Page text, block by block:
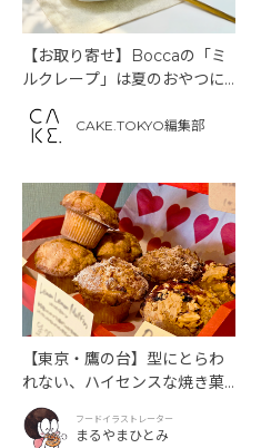
【お取り寄せ】Boccaの「ミ
ルクレープ」は夏のおやつに
CAKE.TOKYO編集部
【東京・鷹の台】型にとらわ
れない、ハイセンスな焼き菓
子「SUN3C（サンサンク）」
フードイラストレーター
まるやまひとみ